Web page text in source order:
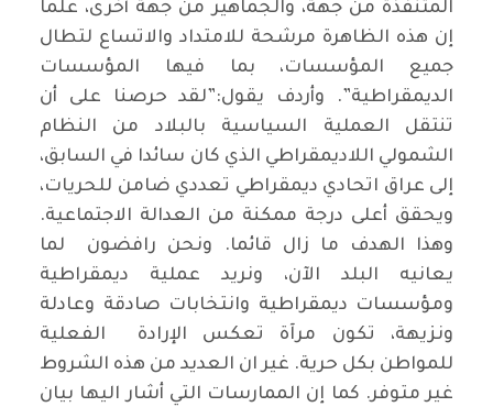
المتنفذة من جهة، والجماهير من جهة أخرى، علما
إن هذه الظاهرة مرشحة للامتداد والاتساع لتطال
جميع المؤسسات، بما فيها المؤسسات
الديمقراطية”. وأردف يقول:”لقد حرصنا على أن
تنتقل العملية السياسية بالبلاد من النظام
الشمولي اللاديمقراطي الذي كان سائدا في السابق،
إلى عراق اتحادي ديمقراطي تعددي ضامن للحريات،
ويحقق أعلى درجة ممكنة من العدالة الاجتماعية.
وهذا الهدف ما زال قائما. ونحن رافضون لما
يعانيه البلد الآن، ونريد عملية ديمقراطية
ومؤسسات ديمقراطية وانتخابات صادقة وعادلة
ونزيهة، تكون مرآة تعكس الإرادة الفعلية
للمواطن بكل حرية. غير ان العديد من هذه الشروط
غير متوفر. كما إن الممارسات التي أشار اليها بيان